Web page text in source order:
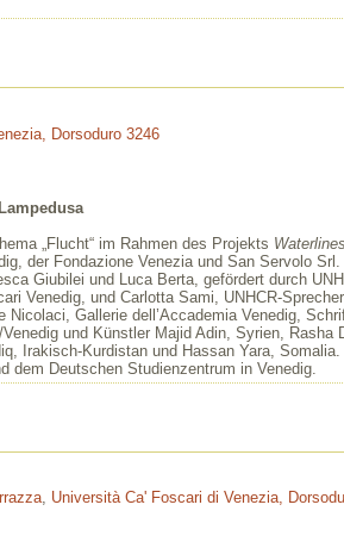
Dorsoduro 3246
„Flucht“ im Rahmen des Projekts Waterlines
der Fondazione Venezia und San Servolo
Giubilei und Luca Berta, gefördert durch
Venedig, und Carlotta Sami, UNHCR-
Gallerie dell’Accademia Venedig,
und Künstler Majid Adin, Syrien, Rasha
Irakisch-Kurdistan und Hassan Yara,
dem Deutschen Studienzentrum in Venedig.
Università Ca' Foscari di Venezia,